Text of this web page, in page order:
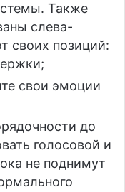
Также
слева-
своих позиций:
свои эмоции
до
голосовой и
не поднимут